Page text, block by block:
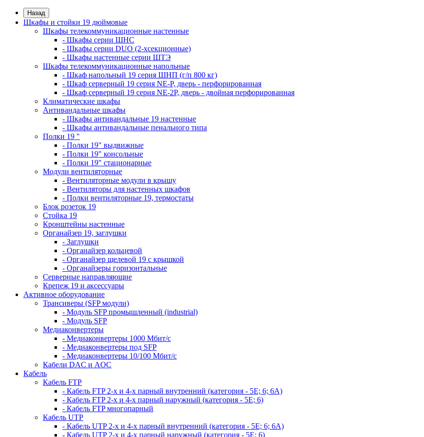
Назад
Шкафы и стойки 19 дюймовые
Шкафы телекоммуникационные настенные
- Шкафы серии ШНС
- Шкафы серии DUO (2-хсекционные)
- Шкафы настенные серии ШТЭ
Шкафы телекоммуникационные напольные
- Шкаф напольный 19 серия ШНП (г/п 800 кг)
- Шкаф серверный 19 серия NE-P, дверь - перфорированная
- Шкаф серверный 19 серия NE-2P, дверь - двойная перфорированная
Климатические шкафы
Антивандальные шкафы
- Шкафы антивандальные 19 настенные
- Шкафы антивандальные пенального типа
Полки 19 "
- Полки 19" выдвижные
- Полки 19" консольные
- Полки 19" стационарные
Модули вентиляторные
- Вентиляторные модули в крышу
- Вентиляторы для настенных шкафов
- Полки вентиляторные 19, термостаты
Блок розеток 19
Стойка 19
Кронштейны настенные
Органайзер 19, заглушки
- Заглушки
- Органайзер кольцевой
- Органайзер щелевой 19 с крышкой
- Органайзеры горизонтальные
Серверные направляющие
Крепеж 19 и аксессуары
Активное оборудование
Трансиверы (SFP модули)
- Модуль SFP промышленный (industrial)
- Модуль SFP
Медиаконвертеры
- Медиаконвертеры 1000 Мбит/с
- Медиаконвертеры под SFP
- Медиаконвертеры 10/100 Мбит/с
Кабели DAC и AOC
Кабель
Кабель FTP
- Кабель FTP 2-х и 4-х парный внутренний (категория - 5Е; 6; 6А)
- Кабель FTP 2-х и 4-х парный наружный (категория - 5Е; 6)
- Кабель FTP многопарный
Кабель UTP
- Кабель UTP 2-х и 4-х парный внутренний (категория - 5Е; 6; 6А)
- Кабель UTP 2-х и 4-х парный наружный (категория - 5Е; 6)